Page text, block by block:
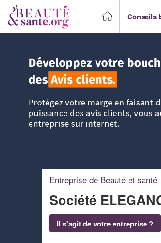
Conseils
Entreprise de Beauté et santé
Société
Il s'agit de votre entreprise ?